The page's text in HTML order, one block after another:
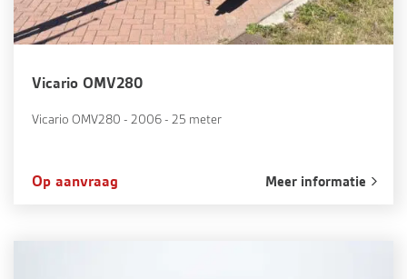
Vicario OMV280
Vicario OMV280 - 2006 - 25 meter
Op aanvraag Meer informatie